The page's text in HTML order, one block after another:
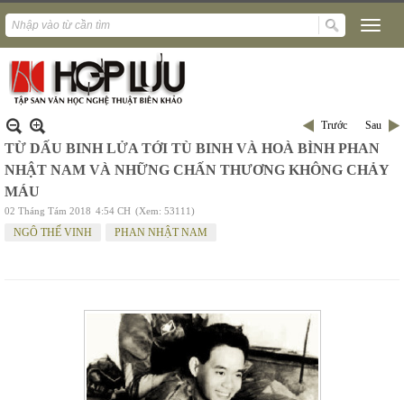
Trước Sau
TỪ DẤU BINH LỬA TỚI TÙ BINH VÀ HOÀ BÌNH PHAN
NHẬT NAM VÀ NHỮNG CHẤN THƯƠNG KHÔNG CHẢY
MÁU
02 Tháng Tám 2018 4:54 CH (Xem: 53111)
NGÔ THẾ VINH PHAN NHẬT NAM